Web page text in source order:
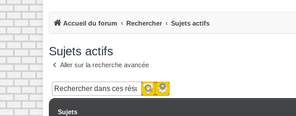
Accueil du forum Rechercher Sujets actifs
Sujets actifs
Aller sur la recherche avancée
Rechercher
Recherche avancée
Sujets